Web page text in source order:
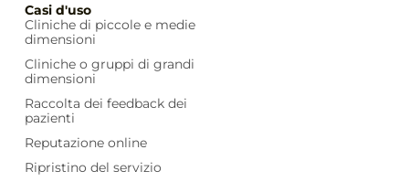
Casi d'uso
Cliniche di piccole e medie
dimensioni
Cliniche o gruppi di grandi
dimensioni
Raccolta dei feedback dei
pazienti
Reputazione online
Ripristino del servizio